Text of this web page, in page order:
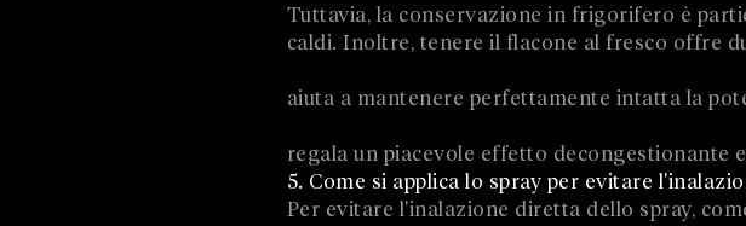
Tuttavia, la conservazione in frigorifero è
caldi. Inoltre, tenere il flacone al fresco offre
aiuta a mantenere perfettamente intatta la
regala un piacevole effetto decongestionante
5. Come si applica lo spray per evitare
Per evitare l'inalazione diretta dello spray,